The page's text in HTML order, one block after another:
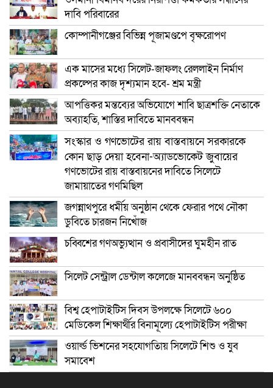
দাবি পরিবারের
কোম্পানীগঞ্জের বিভিন্ন পূজামণ্ডপে বৃক্ষরোপণ
এক মাসের মধ্যে সিলেট-জাফলং রেললাইন নির্মাণ
প্রকল্পের কাজ দৃশ্যমান হবে- শ্রম মন্ত্রী
আপত্তিকর মন্তব্যের অভিযোগে শাবি ছাত্রশক্তি নেতাকে
অব্যাহতি, শাস্তির দাবিতে মানববন্ধন
সংস্কার ও গণভোটের রায় বাস্তবায়নে সরকারকে
কোন ছাড় দেয়া হবেনা-অ্যাডভোকেট জুবায়ের
গণভোটের রায় বাস্তবায়নের দাবিতে সিলেটে
জামায়াতের গণমিছিল
জগন্নাথপুরে ধর্মীয় অনুষ্ঠান থেকে ফেরার পথে নৌকা
ডুবিতে চারজন নিখোঁজ
চব্বিশের গণঅভ্যুত্থান ও প্রবাসীদের ঘুমহীন রাত
সিলেট সেন্ট্রাল ডেন্টাল কলেজে মানববন্ধন অনুষ্ঠিত
বিশ্ব হেপাটাইটিস দিবস উপলক্ষে সিলেটে ৬০০
মেডিকেল শিক্ষার্থীর বিনামূল্যে হেপাটাইটিস পরীক্ষা
ওয়ার্ল্ড ভিশনের সহযোগতিায় সিলেটে শিশু ও যুব
সমাবেশ